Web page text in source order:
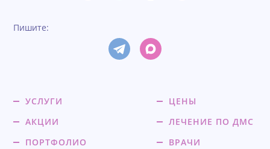
Пишите:
УСЛУГИ
ЦЕНЫ
АКЦИИ
ЛЕЧЕНИЕ ПО ДМС
ПОРТФОЛИО
ВРАЧИ